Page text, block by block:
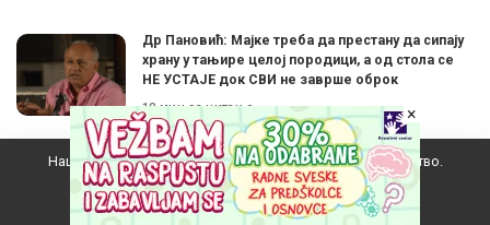
Др Пановић: Мајке треба да престану да сипају
храну у тањире целој породици, а од стола се
НЕ УСТАЈЕ док СВИ не заврше оброк
10 мин за читање
Како су учитељи, професори, научници из
СРБИЈЕ обогатили америчко образовање
10 мин за читање
Наш вебсајт користи колачиће да побољша ваше искуство.
Прихватам
×